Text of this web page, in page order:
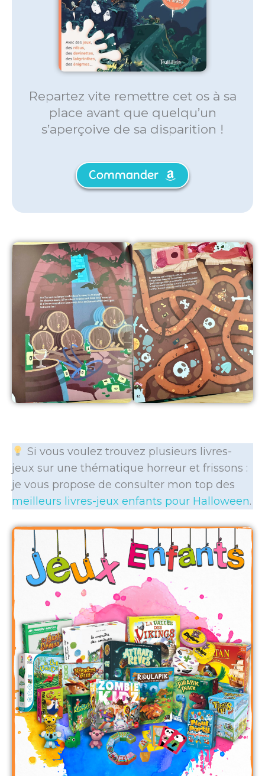
Repartez vite remettre cet os à sa
place avant que quelqu’un
s’aperçoive de sa disparition !
Commander
Si vous voulez trouvez plusieurs livres-
jeux sur une thématique horreur et frissons :
je vous propose de consulter mon top des
meilleurs livres-jeux enfants pour Halloween.